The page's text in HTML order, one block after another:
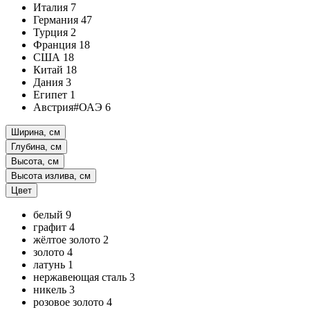
Италия 7
Германия 47
Турция 2
Франция 18
США 18
Китай 18
Дания 3
Египет 1
Австрия#ОАЭ 6
Ширина, см
Глубина, см
Высота, см
Высота излива, см
Цвет
белый 9
графит 4
жёлтое золото 2
золото 4
латунь 1
нержавеющая сталь 3
никель 3
розовое золото 4